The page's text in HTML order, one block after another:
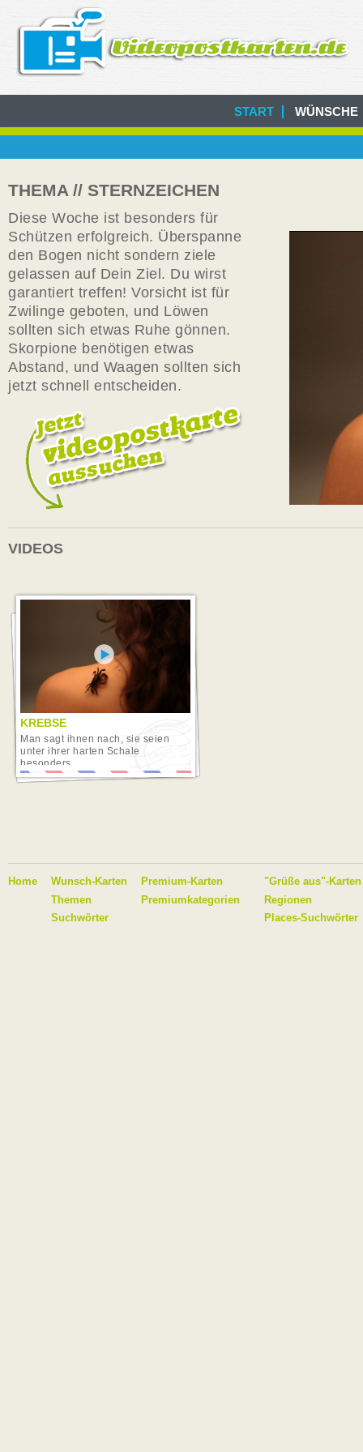
START WÜNSCHE
THEMA // STERNZEICHEN
Diese Woche ist besonders für
Schützen erfolgreich. Überspanne
den Bogen nicht sondern ziele
gelassen auf Dein Ziel. Du wirst
garantiert treffen! Vorsicht ist für
Zwilinge geboten, und Löwen
sollten sich etwas Ruhe gönnen.
Skorpione benötigen etwas
Abstand, und Waagen sollten sich
jetzt schnell entscheiden.
VIDEOS
KREBSE
Man sagt ihnen nach, sie seien
unter ihrer harten Schale
besonders...
Home
Wunsch-Karten
Themen
Suchwörter
Premium-Karten
Premiumkategorien
"Grüße aus"-Karten
Regionen
Places-Suchwörter